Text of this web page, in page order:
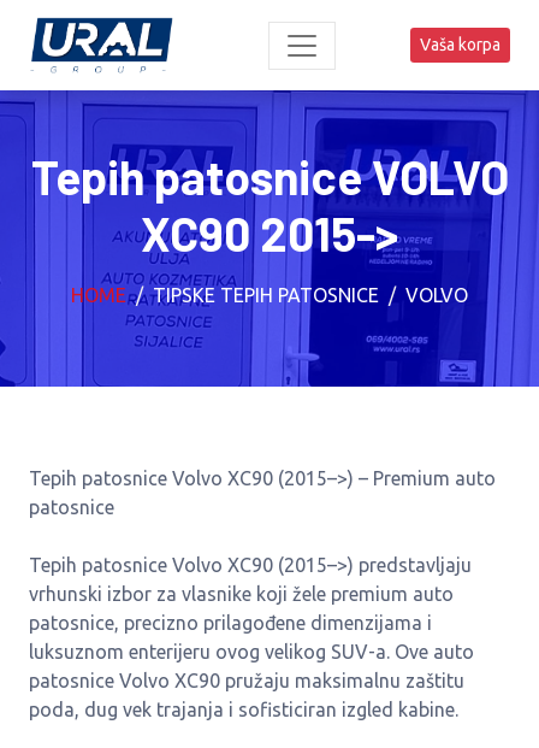
Vaša korpa
Tepih patosnice VOLVO
XC90 2015->
HOME TIPSKE TEPIH PATOSNICE VOLVO
Tepih patosnice Volvo XC90 (2015–>) – Premium auto
patosnice
Tepih patosnice Volvo XC90 (2015–>) predstavljaju
vrhunski izbor za vlasnike koji žele premium auto
patosnice, precizno prilagođene dimenzijama i
luksuznom enterijeru ovog velikog SUV-a. Ove auto
patosnice Volvo XC90 pružaju maksimalnu zaštitu
poda, dug vek trajanja i sofisticiran izgled kabine.